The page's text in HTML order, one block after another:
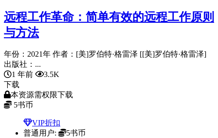
远程工作革命：简单有效的远程工作原则
与方法
年份：2021年 作者：[美]罗伯特·格雷泽 [[美]罗伯特·格雷泽]
出版社：...
1 年前
3.5K
下载
本资源需权限下载
5书币
VIP折扣
普通用户:
5书币